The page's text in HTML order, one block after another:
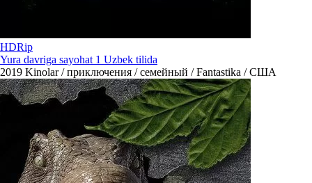
HDRip
Yura davriga sayohat 1 Uzbek tilida
2019 Kinolar / приключения / семейный / Fantastika / США